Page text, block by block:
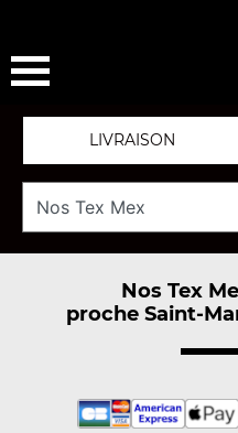
LIVRAISON
Nos Tex
proche Saint-